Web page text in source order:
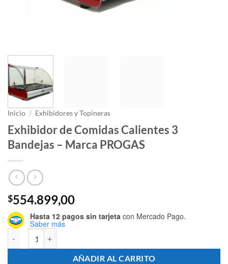
Inicio / Exhibidores y Topineras
Exhibidor de Comidas Calientes 3
Bandejas – Marca PROGAS
$554.899,00
Hasta 12 pagos sin tarjeta con Mercado Pago.
Saber más
AÑADIR AL CARRITO